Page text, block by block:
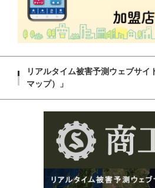
リアルタイム被害予測ウェブサ
マップ）」